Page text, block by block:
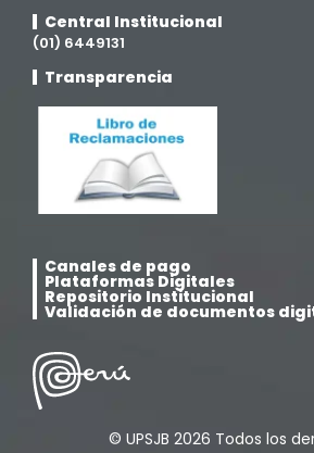
Noticias
Posgrado
Psicología
Responsabilidad Social
Retorno a la presencialidad
Central Institucional
(01) 6449131
Transparencia
Canales de pago
Plataformas Digitales
Repositorio Institucional
Validación de documentos
© UPSJB 2026 Todos los